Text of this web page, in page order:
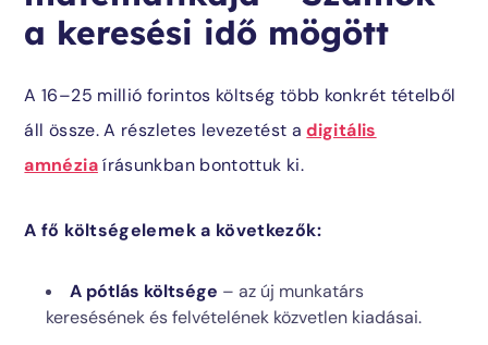
a keresési idő mögött
A 16–25 millió forintos költség több konkrét tételből
áll össze. A részletes levezetést adigitális
amnéziaírásunkban bontottuk ki.
A fő költségelemek a következők:
A pótlás költsége – az új munkatárs
keresésének és felvételének közvetlen kiadásai.